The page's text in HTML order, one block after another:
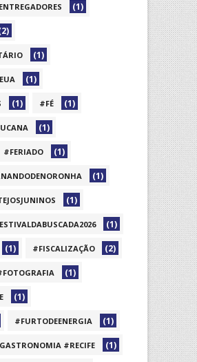
(1)
(1)
(1)
(1) #FÉ (1)
(1)
#FERIADO (1)
(1)
(1)
(1)
(1) #FISCALIZAÇÃO (2)
(1)
(1)
#FURTODEENERGIA (1)
#RECIFE (1)